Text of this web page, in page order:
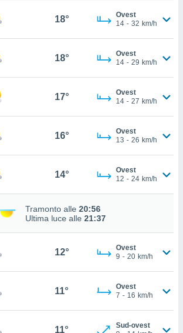
18°
Ovest
14 - 32 km/h
18°
Ovest
14 - 29 km/h
17°
Ovest
14 - 27 km/h
16°
Ovest
13 - 26 km/h
14°
Ovest
12 - 24 km/h
Tramonto alle 20:56
Ultima luce alle 21:37
12°
Ovest
9 - 20 km/h
11°
Ovest
7 - 16 km/h
11°
Sud-ovest